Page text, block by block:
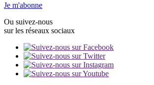
Je m'abonne
Ou suivez-nous
sur les réseaux sociaux